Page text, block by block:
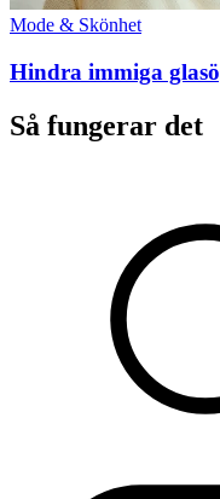
Mode & Skönhet
Hindra immiga
Så fungerar det